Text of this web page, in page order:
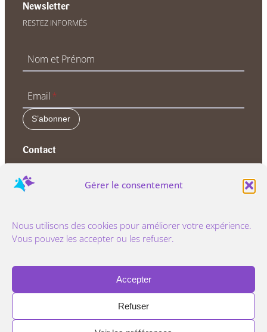
Gérer le consentement
Nous utilisons des cookies pour améliorer votre expérience.
Vous pouvez les accepter ou les refuser.
Accepter
Refuser
Newsletter
RESTEZ INFORMÉS
Nom et Prénom
Email*
S’abonner
Contact
1325 Dion Valmont
info@sagittarius-hr.be
© 2025 Sagittarius Human Resources / © photos :